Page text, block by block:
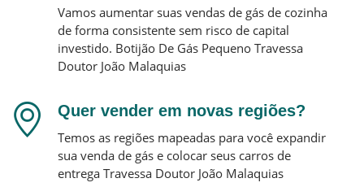
Vamos aumentar suas vendas de gás de cozinha
de forma consistente sem risco de capital
investido. Botijão De Gás Pequeno Travessa
Doutor João Malaquias
Quer vender em novas regiões?
Temos as regiões mapeadas para você expandir
sua venda de gás e colocar seus carros de
entrega Travessa Doutor João Malaquias